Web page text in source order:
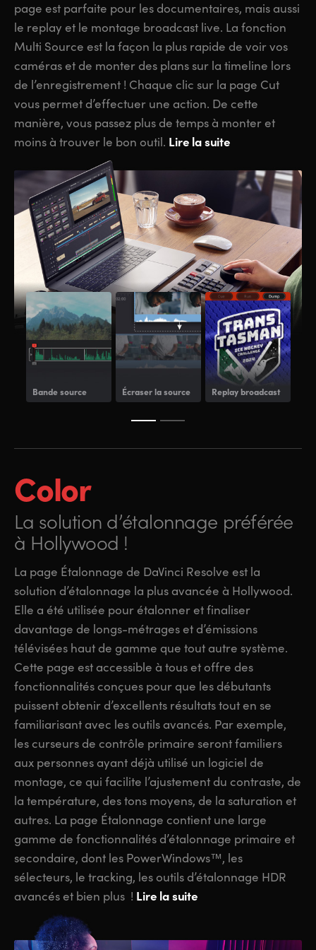
page est parfaite pour les documentaires, mais aussi
le replay et le montage broadcast live. La fonction
Multi Source est la façon la plus rapide de voir vos
caméras et de monter des plans sur la timeline lors
de l’enregistrement ! Chaque clic sur la page Cut
vous permet d’effectuer une action. De cette
manière, vous passez plus de temps à monter et
moins à trouver le bon outil. Lire la suite
Bande source Écraser la source Replay broadcast
Color
La solution d’étalonnage préférée
à Hollywood !
La page Étalonnage de DaVinci Resolve est la
solution d’étalonnage la plus avancée à Hollywood.
Elle a été utilisée pour étalonner et finaliser
davantage de longs-métrages et d’émissions
télévisées haut de gamme que tout autre système.
Cette page est accessible à tous et offre des
fonctionnalités conçues pour que les débutants
puissent obtenir d’excellents résultats tout en se
familiarisant avec les outils avancés. Par exemple,
les curseurs de contrôle primaire seront familiers
aux personnes ayant déjà utilisé un logiciel de
montage, ce qui facilite l’ajustement du contraste, de
la température, des tons moyens, de la saturation et
autres. La page Étalonnage contient une large
gamme de fonctionnalités d’étalonnage primaire et
secondaire, dont les PowerWindows™, les
sélecteurs, le tracking, les outils d’étalonnage HDR
avancés et bien plus ! Lire la suite